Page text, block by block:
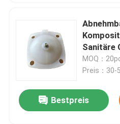
Sanitäre
MOQ：
Preis：30-
Bestpreis